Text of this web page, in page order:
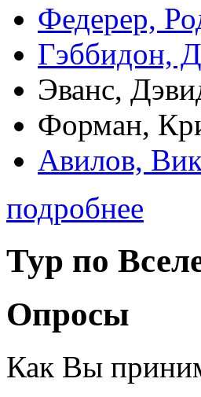
Федерер,
Гэббидон,
Эванс,
Форман,
Авилов,
подробнее
Тур по
Опросы
Как Вы